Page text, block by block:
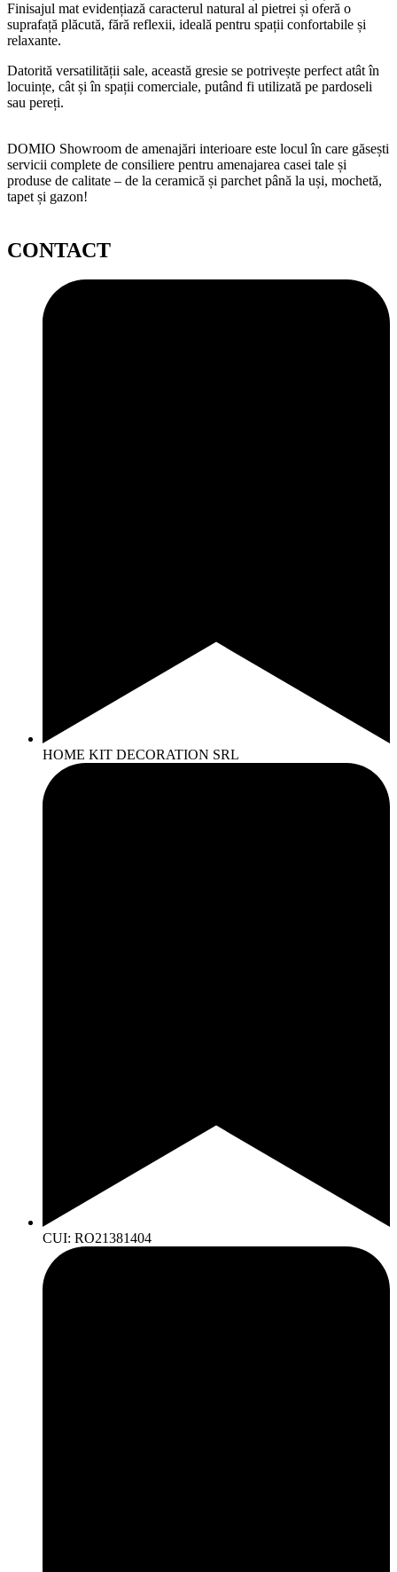
Finisajul mat evidențiază caracterul natural al pietrei și oferă o
suprafață plăcută, fără reflexii, ideală pentru spații confortabile și
relaxante.
Datorită versatilității sale, această gresie se potrivește perfect atât în
locuințe, cât și în spații comerciale, putând fi utilizată pe pardoseli
sau pereți.
DOMIO Showroom de amenajări interioare este locul în care găsești
servicii complete de consiliere pentru amenajarea casei tale și
produse de calitate – de la ceramică și parchet până la uși, mochetă,
tapet și gazon!
CONTACT
HOME KIT DECORATION SRL
CUI: RO21381404